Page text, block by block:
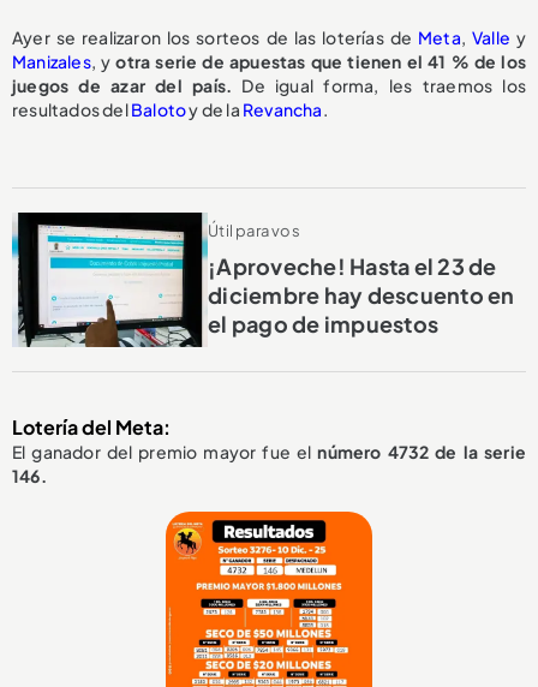
Ayer se realizaron los sorteos de las loterías de Meta, Valle y
Manizales, yotra serie de apuestas que tienen el 41 % de los
juegos de azar del país. De igual forma, les traemos los
resultados delBalotoy de la Revancha.
Útil para vos
¡Aproveche! Hasta el 23 de
diciembre hay descuento en
el pago de impuestos
Lotería del Meta:
El ganador del premio mayor fue elnúmero 4732 de la serie
146.